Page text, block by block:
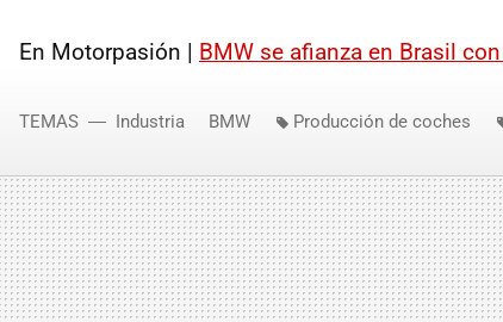
En Motorpasión | BMW se afianza en Brasil
TEMAS Industria BMW Producción de coches